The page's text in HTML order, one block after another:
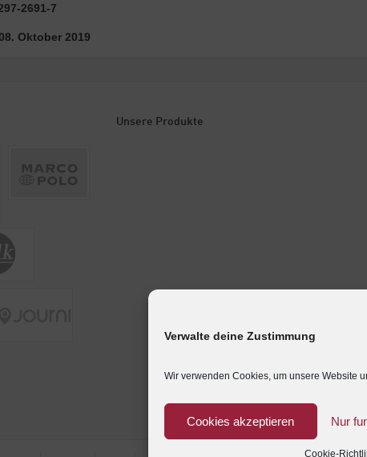
Verwalte deine Zustimmung
Wir verwenden Cookies, um unsere Website
Cookies akzeptieren Nur
Cookie-
2691-7
Oktober 2019
Unsere Produkte